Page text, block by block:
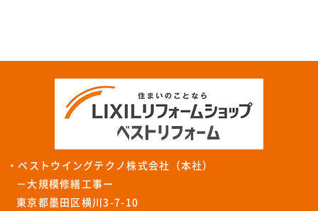
・ベストウイングテクノ株式会社（本社）
－大規模修繕工事ー
東京都墨田区横川3-7-10